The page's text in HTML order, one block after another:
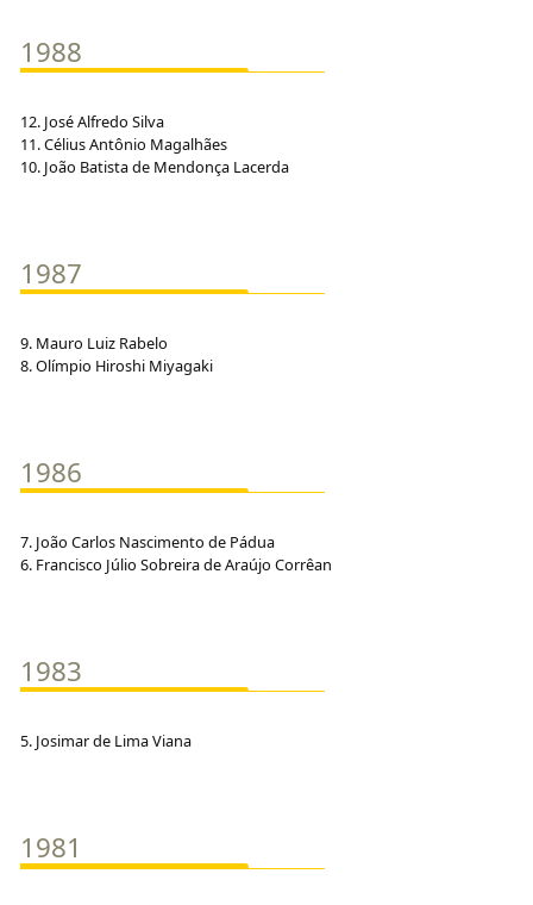
1988
12. José Alfredo Silva
11. Célius Antônio Magalhães
10. João Batista de Mendonça Lacerda
1987
9. Mauro Luiz Rabelo
8. Olímpio Hiroshi Miyagaki
1986
7. João Carlos Nascimento de Pádua
6. Francisco Júlio Sobreira de Araújo Corrêan
1983
5. Josimar de Lima Viana
1981